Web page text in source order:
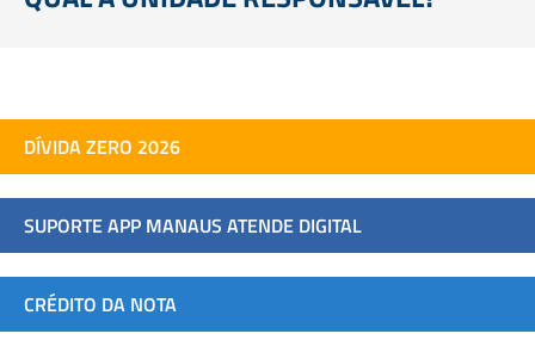
DÍVIDA ZERO 2026
SUPORTE APP MANAUS ATENDE DIGITAL
CRÉDITO DA NOTA